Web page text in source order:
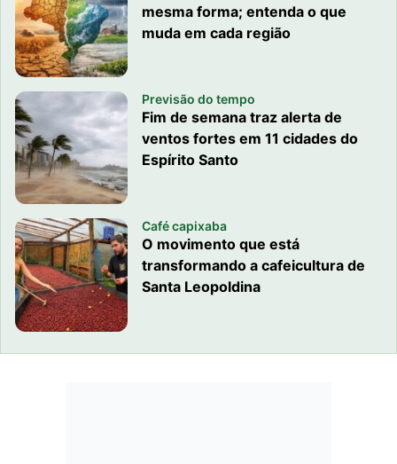
mesma forma; entenda o que
muda em cada região
Previsão do tempo
Fim de semana traz alerta de
ventos fortes em 11 cidades do
Espírito Santo
Café capixaba
O movimento que está
transformando a cafeicultura de
Santa Leopoldina